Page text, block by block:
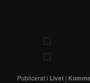
Publicerat i Livet |